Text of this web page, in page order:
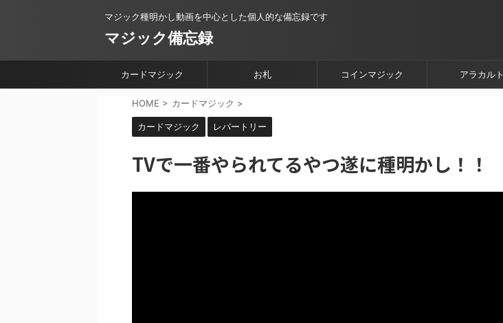
マジック種明かし動画を中心とした個人的な備忘録です
マジック備忘録
カードマジック お札 コインマジック アラカルト
HOME > カードマジック >
カードマジック レパートリー
TVで一番やられてるやつ遂に種明かし！！